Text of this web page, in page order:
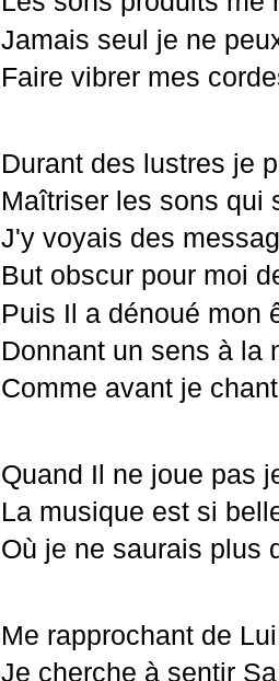
Jamais seul je ne
Faire vibrer mes
Durant des lustres je
Maîtriser les sons qui
J'y voyais des
But obscur pour moi
Puis Il a dénoué mon
Donnant un sens à la
Comme avant je
Quand Il ne joue pas
La musique est si
Où je ne saurais plus
Me rapprochant de
Je cherche à sentir